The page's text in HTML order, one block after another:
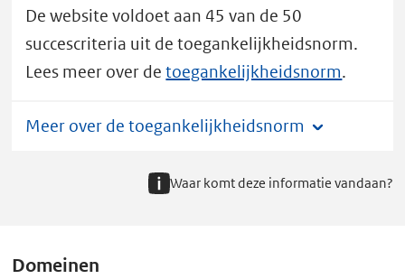
De website voldoet aan 45 van de 50
succescriteria uit de toegankelijkheidsnorm.
Lees meer over detoegankelijkheidsnorm.
Meer over de toegankelijkheidsnorm
Waar komt deze informatie vandaan?
Domeinen